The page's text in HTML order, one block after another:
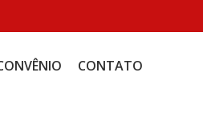
CONTATO